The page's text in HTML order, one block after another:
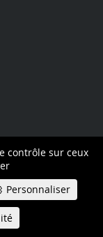
contrôle sur ceux
Personnaliser